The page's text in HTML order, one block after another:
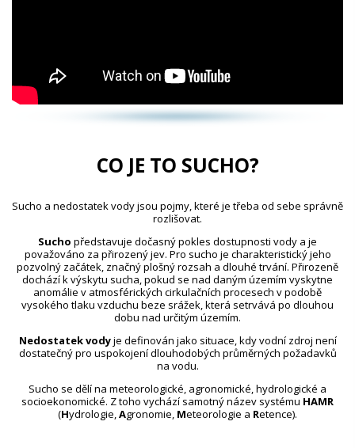
CO JE TO SUCHO?
Sucho a nedostatek vody jsou pojmy, které je třeba od sebe správně
rozlišovat.
Sucho představuje dočasný pokles dostupnosti vody a je
považováno za přirozený jev. Pro sucho je charakteristický jeho
pozvolný začátek, značný plošný rozsah a dlouhé trvání. Přirozeně
dochází k výskytu sucha, pokud se nad daným územím vyskytne
anomálie v atmosférických cirkulačních procesech v podobě
vysokého tlaku vzduchu beze srážek, která setrvává po dlouhou
dobu nad určitým územím.
Nedostatek vodyje definován jako situace, kdy vodní zdroj není
dostatečný pro uspokojení dlouhodobých průměrných požadavků
na vodu.
Sucho se dělí na meteorologické, agronomické, hydrologické a
socioekonomické. Z toho vychází samotný název systému HAMR
(Hydrologie,Agronomie, Meteorologie a Retence).